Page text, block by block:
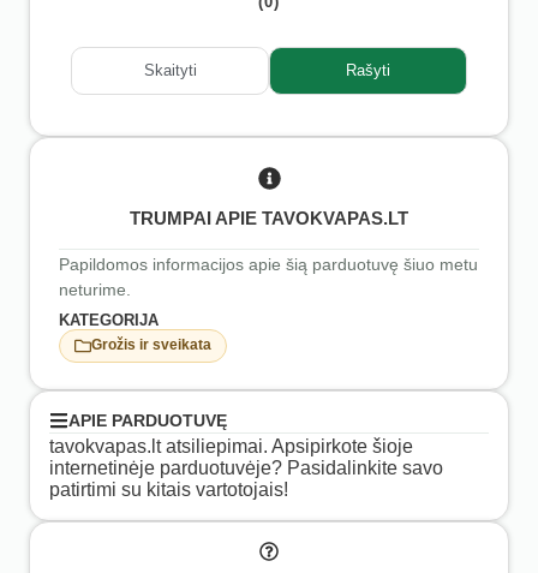
Skaityti Rašyti
TRUMPAI APIE TAVOKVAPAS.LT
Papildomos informacijos apie šią parduotuvę šiuo metu
neturime.
KATEGORIJA
Grožis ir sveikata
APIE PARDUOTUVĘ
tavokvapas.lt atsiliepimai. Apsipirkote šioje
internetinėje parduotuvėje? Pasidalinkite savo
patirtimi su kitais vartotojais!